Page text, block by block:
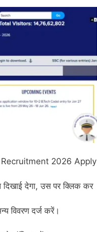
Recruitment 2026 Apply
देगा, उस पर क्लिक कर
विवरण दर्ज करें।